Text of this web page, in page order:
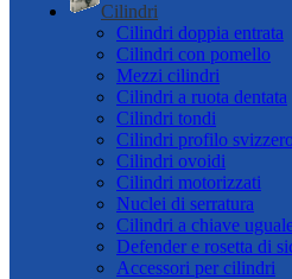
Cilindri
Cilindri doppia entrata
Cilindri con pomello
Mezzi cilindri
Cilindri a ruota dentata
Cilindri tondi
Cilindri profilo
Cilindri ovoidi
Cilindri motorizzati
Nuclei di serratura
Cilindri a chiave
Defender e rosetta di
Accessori per cilindri